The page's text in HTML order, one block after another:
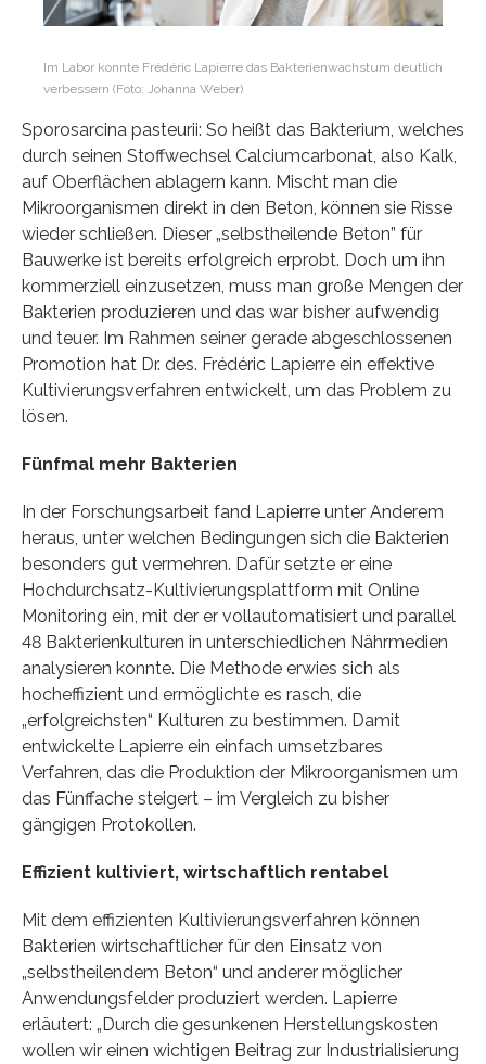
Im Labor konnte Frédéric Lapierre das Bakterienwachstum deutlich
verbessern (Foto: Johanna Weber)
Sporosarcina pasteurii: So heißt das Bakterium, welches
durch seinen Stoffwechsel Calciumcarbonat, also Kalk,
auf Oberflächen ablagern kann. Mischt man die
Mikroorganismen direkt in den Beton, können sie Risse
wieder schließen. Dieser „selbstheilende Beton” für
Bauwerke ist bereits erfolgreich erprobt. Doch um ihn
kommerziell einzusetzen, muss man große Mengen der
Bakterien produzieren und das war bisher aufwendig
und teuer. Im Rahmen seiner gerade abgeschlossenen
Promotion hat Dr. des. Frédéric Lapierre ein effektive
Kultivierungsverfahren entwickelt, um das Problem zu
lösen.
Fünfmal mehr Bakterien
In der Forschungsarbeit fand Lapierre unter Anderem
heraus, unter welchen Bedingungen sich die Bakterien
besonders gut vermehren. Dafür setzte er eine
Hochdurchsatz-Kultivierungsplattform mit Online
Monitoring ein, mit der er vollautomatisiert und parallel
48 Bakterienkulturen in unterschiedlichen Nährmedien
analysieren konnte. Die Methode erwies sich als
hocheffizient und ermöglichte es rasch, die
„erfolgreichsten“ Kulturen zu bestimmen. Damit
entwickelte Lapierre ein einfach umsetzbares
Verfahren, das die Produktion der Mikroorganismen um
das Fünffache steigert – im Vergleich zu bisher
gängigen Protokollen.
Effizient kultiviert, wirtschaftlich rentabel
Mit dem effizienten Kultivierungsverfahren können
Bakterien wirtschaftlicher für den Einsatz von
„selbstheilendem Beton“ und anderer möglicher
Anwendungsfelder produziert werden. Lapierre
erläutert: „Durch die gesunkenen Herstellungskosten
wollen wir einen wichtigen Beitrag zur Industrialisierung